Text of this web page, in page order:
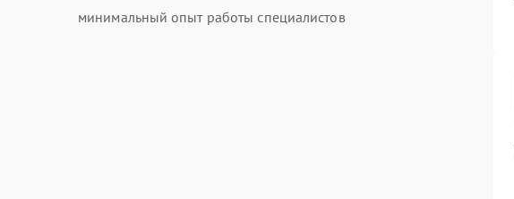
минимальный опыт работы специалистов